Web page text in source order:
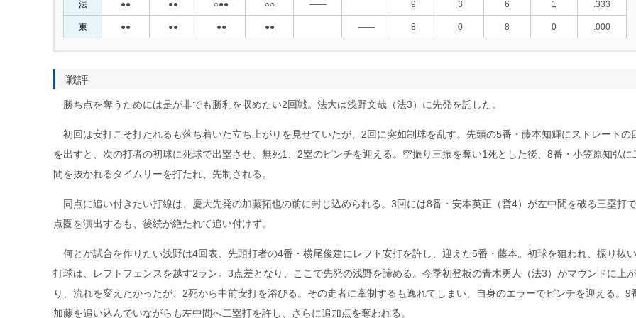
法 ●● ●● ○●● ○○ ―― 9 3 6 1 .333
東 ●● ●● ●● ●● ―― 8 0 8 0 .000
戦評
勝ち点を奪うためには是が非でも勝利を収めたい2回戦。法大は浅野文哉（法3）に先発を託した。
初回は安打こそ打たれるも落ち着いた立ち上がりを見せていたが、2回に突如制球を乱す。先頭の5番・藤本知輝にストレートの
を出すと、次の打者の初球に死球で出塁させ、無死1、2塁のピンチを迎える。空振り三振を奪い1死とした後、8番・小笠原知弘に
間を抜かれるタイムリーを打たれ、先制される。
同点に追い付きたい打線は、慶大先発の加藤拓也の前に封じ込められる。3回には8番・安本英正（営4）が左中間を破る三塁打
点圏を演出するも、後続が絶たれて追い付けず。
何とか試合を作りたい浅野は4回表、先頭打者の4番・横尾俊建にレフト安打を許し、迎えた5番・藤本。初球を狙われ、振り抜
打球は、レフトフェンスを越す2ラン。3点差となり、ここで先発の浅野を諦める。今季初登板の青木勇人（法3）がマウンドに上が
り、流れを変えたかったが、2死から中前安打を浴びる。その走者に牽制するも逸れてしまい、自身のエラーでピンチを迎える。9
加藤を追い込んでいながらも左中間へ二塁打を許し、さらに追加点を奪われる。